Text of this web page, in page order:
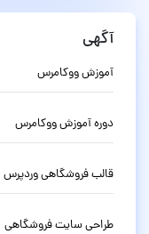
آگهی
آموزش ووکامرس
دوره آموزش ووکامرس
قالب فروشگاهی وردپرس
طراحی سایت فروشگاهی